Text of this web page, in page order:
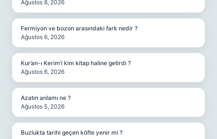
Ağustos 8, 2026
Fermiyon ve bozon arasındaki fark nedir ?
Ağustos 6, 2026
Kur’an-ı Kerim’i kim kitap haline getirdi ?
Ağustos 6, 2026
Azatın anlamı ne ?
Ağustos 5, 2026
Buzlukta tarihi geçen köfte yenir mi ?